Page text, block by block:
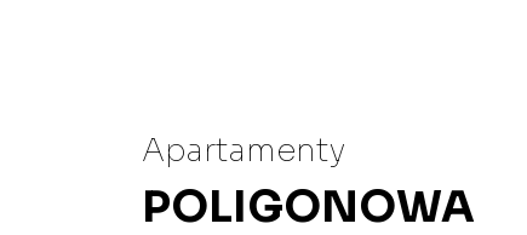
Apartamenty
POLIGONOWA